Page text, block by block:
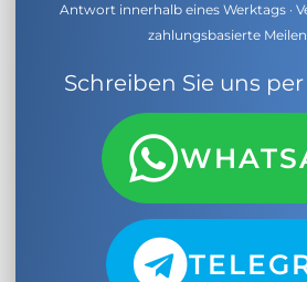
Antwort innerhalb eines Werktags ·
zahlungsbasierte
Schreiben Sie uns